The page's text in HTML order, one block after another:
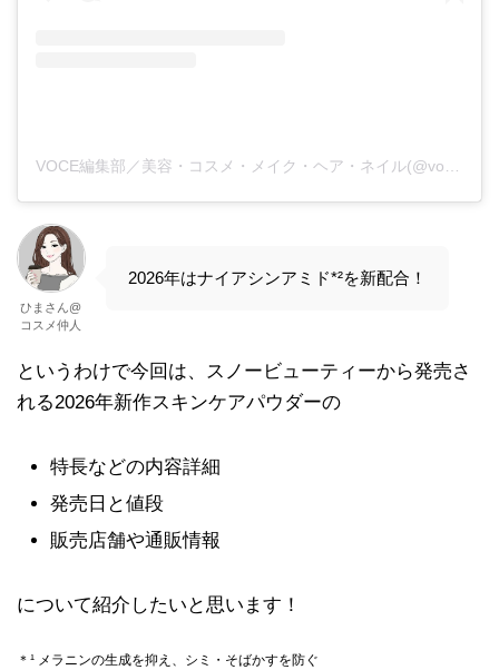
ひまさん@
コスメ仲人
2026年はナイアシンアミド*²を新配合！
というわけで今回は、スノービューティーから発売さ
れる2026年新作スキンケアパウダーの
特長などの内容詳細
発売日と値段
販売店舗や通販情報
について紹介したいと思います！
＊¹ メラニンの生成を抑え、シミ・そばかすを防ぐ